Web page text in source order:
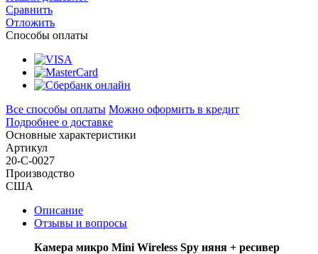
Сравнить
Отложить
Способы оплаты
Все способы оплаты Можно оформить в кредит
Подробнее о доставке
Основные характеристики
Артикул
20-С-0027
Производство
США
Описание
Отзывы и вопросы
Камера микро Mini Wireless Spy няня + ресивер